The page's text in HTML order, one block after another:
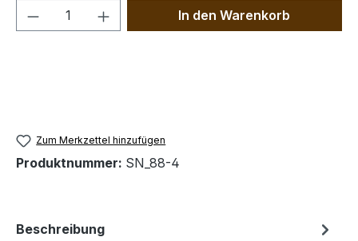
Produkt Anzahl: Gib denIn den Warenkorb
Zum Merkzettel hinzufügen
Produktnummer: SN_88-4
Beschreibung